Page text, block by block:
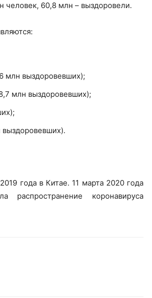
человек, 60,8 млн – выздоровели.
млн выздоровевших);
млн выздоровевших);
года в Китае. 11 марта 2020 года
распространение коронавируса